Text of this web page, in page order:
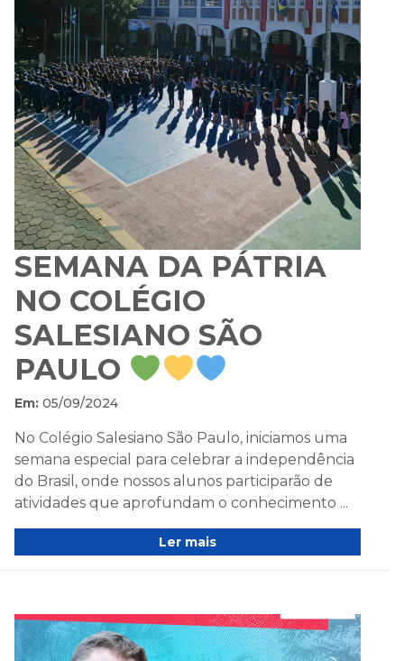
SEMANA DA PÁTRIA
NO COLÉGIO
SALESIANO SÃO
PAULO
Em: 05/09/2024
No Colégio Salesiano São Paulo, iniciamos uma
semana especial para celebrar a independência
do Brasil, onde nossos alunos participarão de
atividades que aprofundam o conhecimento ...
Ler mais